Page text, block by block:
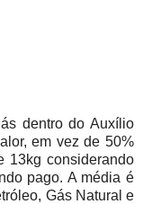
dentro do Auxílio
em vez de 50%
13kg considerando
pago. A média é
Gás Natural e